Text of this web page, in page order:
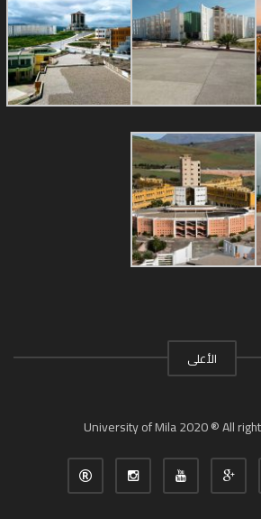
الأعلى
University of Mila 2020 ® All